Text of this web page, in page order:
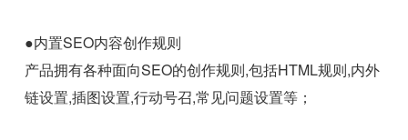
●内置SEO内容创作规则
产品拥有各种面向SEO的创作规则,包括HTML规则,内外
链设置,插图设置,行动号召,常见问题设置等；